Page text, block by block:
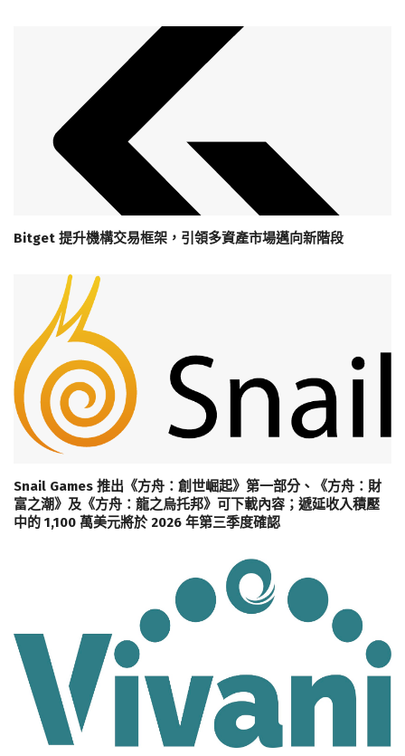
Bitget 提升機構交易框架，引領多資產市場邁向新階段
Snail Games 推出《方舟：創世崛起》第一部分、《方舟：財
富之潮》及《方舟：龍之烏托邦》可下載內容；遞延收入積壓
中的 1,100 萬美元將於 2026 年第三季度確認